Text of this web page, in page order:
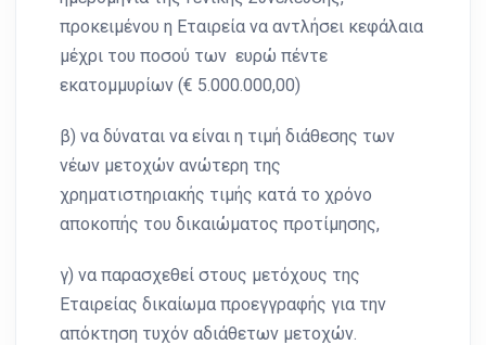
προκειμένου η Εταιρεία να αντλήσει κεφάλαια
μέχρι του ποσού των ευρώ πέντε
εκατομμυρίων (€ 5.000.000,00)
β) να δύναται να είναι η τιμή διάθεσης των
νέων μετοχών ανώτερη της
χρηματιστηριακής τιμής κατά το χρόνο
αποκοπής του δικαιώματος προτίμησης,
γ) να παρασχεθεί στους μετόχους της
Εταιρείας δικαίωμα προεγγραφής για την
απόκτηση τυχόν αδιάθετων μετοχών.